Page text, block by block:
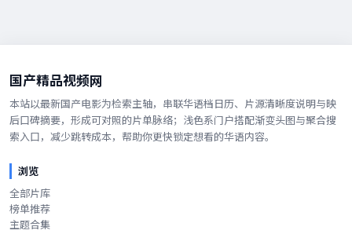
国产精品视频网
本站以最新国产电影为检索主轴，串联华语档日历、片源清晰度说明与映
后口碑摘要，形成可对照的片单脉络；浅色系门户搭配渐变头图与聚合搜
索入口，减少跳转成本，帮助你更快锁定想看的华语内容。
浏览
全部片库
榜单推荐
主题合集